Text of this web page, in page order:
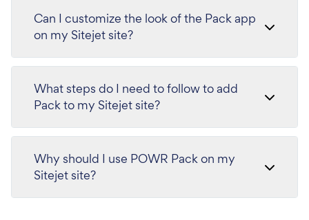
Can I customize the look of the Pack app
on my Sitejet site?
What steps do I need to follow to add
Pack to my Sitejet site?
Why should I use POWR Pack on my
Sitejet site?